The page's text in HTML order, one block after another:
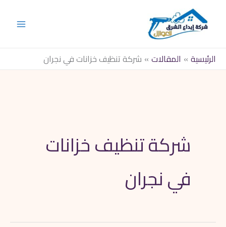
الرئيسية
المقالات شركة تنظيف خزانات في نجران
شركة تنظيف خزانات
في نجران